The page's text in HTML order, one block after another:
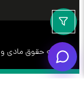
کلیه حقوق مادی